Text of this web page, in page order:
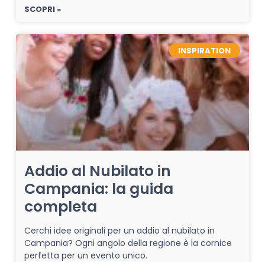
SCOPRI »
INSPIRATION
Addio al Nubilato in
Campania: la guida
completa
Cerchi idee originali per un addio al nubilato in
Campania? Ogni angolo della regione è la cornice
perfetta per un evento unico.